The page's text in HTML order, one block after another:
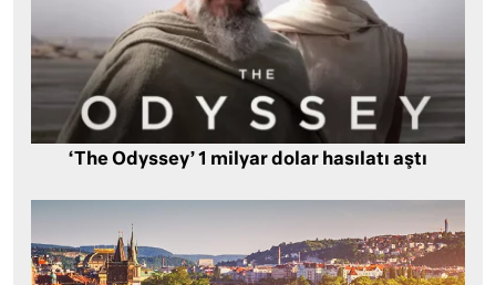
‘The Odyssey’ 1 milyar dolar hasılatı aştı